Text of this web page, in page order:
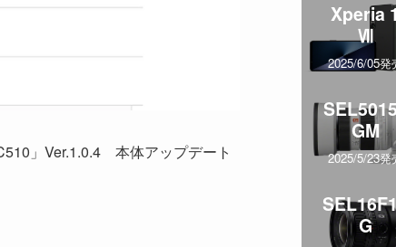
」Ver.1.0.4 本体アップデート
Xperia 1
Ⅶ
2025/6/05発
GM
2025/5/23発
G